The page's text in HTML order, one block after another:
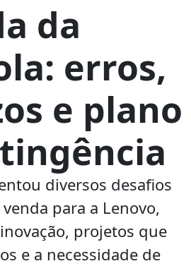
da
erros,
e plano
diversos desafios
para a Lenovo,
projetos que
e a necessidade de